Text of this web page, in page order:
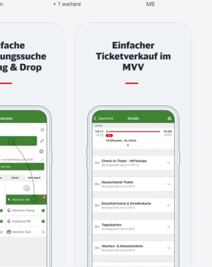
+ 1 weitere MB